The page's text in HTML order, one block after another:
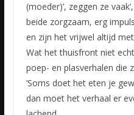
(moeder)’, zeggen ze
beide zorgzaam, erg
en zijn het vrijwel altijd
Wat het thuisfront niet
poep- en plasverhalen die
‘Soms doet het eten je
dan moet het verhaal er